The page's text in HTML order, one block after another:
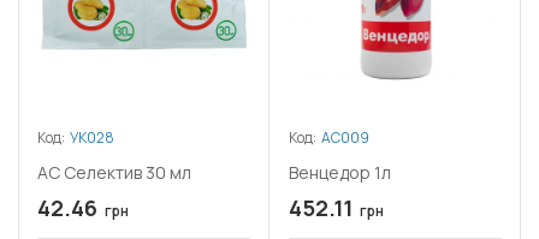
Код: УК028
АС Селектив 30 мл
42.46 грн
Код: АС009
Венцедор 1л
452.11 грн